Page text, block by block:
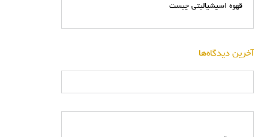
قهوه اسپشیالیتی چیست
آخرین دیدگاه‌ها